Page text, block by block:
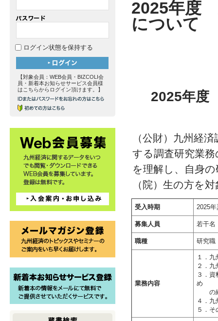
2025年度
について
2025年
（公財）九州経
する調査研究業
を理解し、自身
（院）生の方を
受入時期 2025
募集人員 若干名
職種 研究職
業務内容
１．
２．
３．
め
の経
４．
５．
ログイン状態を保持する
【対象会員：WEB会員・BIZCOLI会
員・新着本お知らせサービス会員様
はこちらからログイン頂けます。】